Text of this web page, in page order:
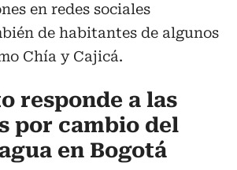
en redes sociales
de habitantes de algunos
Chía y Cajicá.
responde a las
por cambio del
en Bogotá